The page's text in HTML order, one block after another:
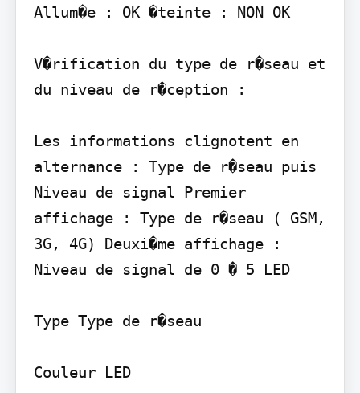
Allum�e : OK �teinte : NON OK
V�rification du type de r�seau et
du niveau de r�ception :
Les informations clignotent en
alternance : Type de r�seau puis
Niveau de signal Premier
affichage : Type de r�seau ( GSM,
3G, 4G) Deuxi�me affichage :
Niveau de signal de 0 � 5 LED
Type Type de r�seau
Couleur LED